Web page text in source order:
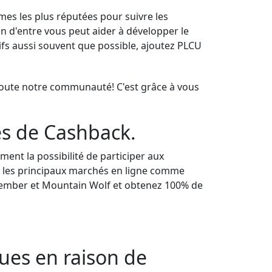
les plus réputées pour suivre les
d'entre vous peut aider à développer le
aussi souvent que possible, ajoutez PLCU
notre communauté! C'est grâce à vous
de Cashback.
la possibilité de participer aux
principaux marchés en ligne comme
et Mountain Wolf et obtenez 100% de
en raison de